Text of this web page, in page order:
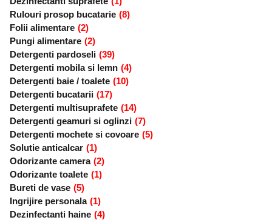
Rulouri prosop bucatarie (8)
Folii alimentare (2)
Pungi alimentare (2)
Detergenti pardoseli (39)
Detergenti mobila si lemn (4)
Detergenti baie / toalete (10)
Detergenti bucatarii (17)
Detergenti multisuprafete (14)
Detergenti geamuri si oglinzi (7)
Detergenti mochete si covoare (5)
Solutie anticalcar (1)
Odorizante camera (2)
Odorizante toalete (1)
Bureti de vase (5)
Ingrijire personala (1)
Dezinfectanti haine (4)